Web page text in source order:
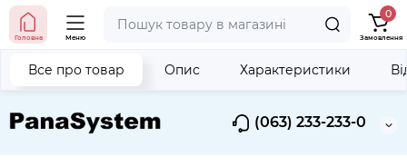
(063) 233-233-0
Головна Меню
0
Замовлення
Все про товар Опис Характеристики